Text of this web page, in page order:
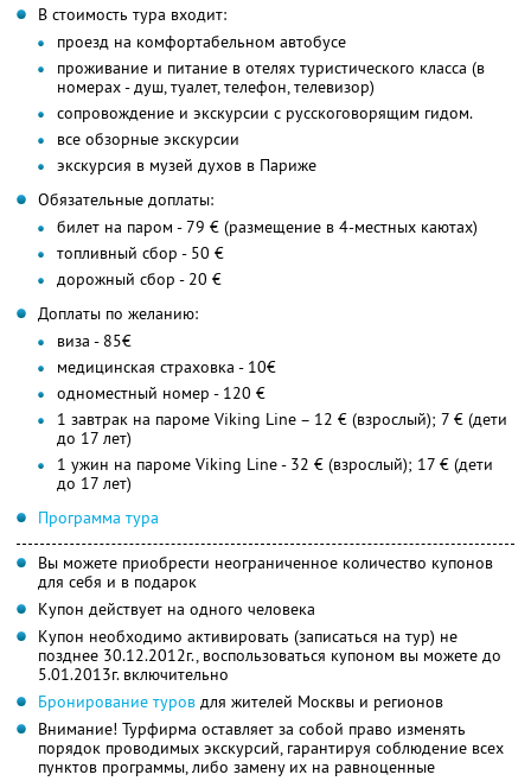
В стоимость тура входит:
проезд на комфортабельном автобусе
проживание и питание в отелях туристического класса (в
номерах - душ, туалет, телефон, телевизор)
сопровождение и экскурсии с русскоговорящим гидом.
все обзорные экскурсии
экскурсия в музей духов в Париже
Обязательные доплаты:
билет на паром - 79 € (размещение в 4-местных каютах)
топливный сбор - 50 €
дорожный сбор - 20 €
Доплаты по желанию:
виза - 85€
медицинская страховка - 10€
одноместный номер - 120 €
1 завтрак на пароме Viking Line – 12 € (взрослый); 7 € (дети
до 17 лет)
1 ужин на пароме Viking Line - 32 € (взрослый); 17 € (дети
до 17 лет)
Программа тура
Вы можете приобрести неограниченное количество купонов
для себя и в подарок
Купон действует на одного человека
Купон необходимо активировать (записаться на тур) не
позднее 30.12.2012г., воспользоваться купоном вы можете до
5.01.2013г. включительно
Бронирование туров для жителей Москвы и регионов
Внимание! Турфирма оставляет за собой право изменять
порядок проводимых экскурсий, гарантируя соблюдение всех
пунктов программы, либо замену их на равноценные